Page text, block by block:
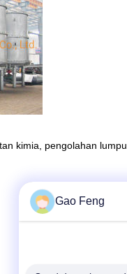
kimia, pengolahan
Gao Feng